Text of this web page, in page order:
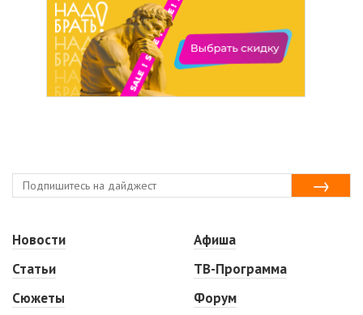
Новости
Статьи
Сюжеты
Афиша
ТВ-Программа
Форум